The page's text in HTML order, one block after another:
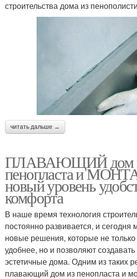
строительства дома из
читать дальше →
ПЛАВАЮЩИЙ дом
пенопласта и
новый уровень
комфорта
В наше время технология
постоянно развивается, и
новые решения, которые не
удобнее, но и позволяют
эстетичные дома. Одним из таких
плавающий дом из пенопласта и